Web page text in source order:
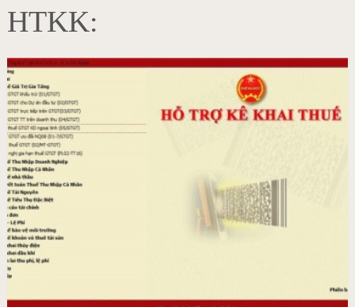
HTKK: